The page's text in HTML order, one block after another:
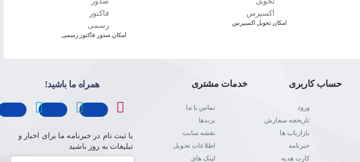
اﻣﮑﺎن ﺗﺤﻮﯾﻞ اﮐﺴﭙﺮس
امکان صدور فاکتور رسمی
حساب کاربری
ورود
تاریخچه سفارش
بازاریاب ها
خبرنامه
کارت هدیه
خدمات مشتری
تماس با ما
برندها
نقشه سایت
اطلاعات تحویل
لینک های
همراه ما باشید!
با ثبت نام در خبرنامه ما برای اخبار و
تبلیغات به روز باشید